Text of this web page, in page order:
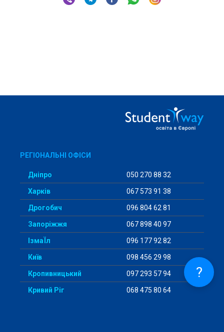
РЕГІОНАЛЬНІ ОФІСИ
Дніпро 050 270 88 32
Харків 067 573 91 38
Дрогобич 096 804 62 81
Запоріжжя 067 898 40 97
ІзмаЇл 096 177 92 82
Київ 098 456 29 98
Кропивницький 097 293 57 94
Кривий Ріг 068 475 80 64
?